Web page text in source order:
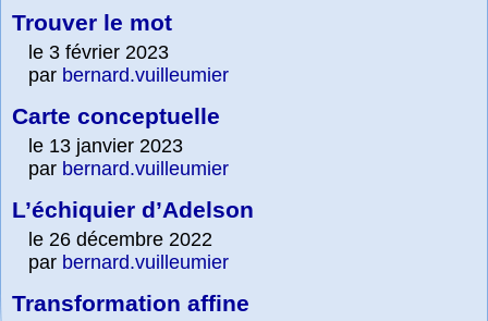
Trouver le mot
le 3 février 2023
par bernard.vuilleumier
Carte conceptuelle
le 13 janvier 2023
par bernard.vuilleumier
L’échiquier d’Adelson
le 26 décembre 2022
par bernard.vuilleumier
Transformation affine